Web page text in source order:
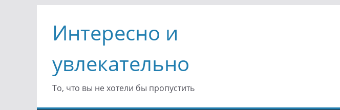
содержимому
Интересно и
увлекательно
То, что вы не хотели бы пропустить